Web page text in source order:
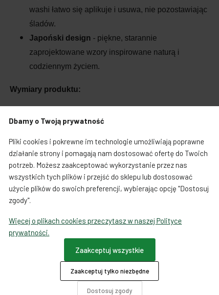
washi łatwo się aplikuje i usuwa, nie pozostawiając
śladów.
Japoński design - piękne, starannie
zaprojektowane wzory inspirowane naturą i
codziennym życiem.
Wymiary produktu:
szerokość 20~25 mm
Rolka zawiera: 11 wzorów naklejek - 150 naklejek
Taśma: 11 mm x 5 m
Rodzaj opakowania: blister PET wykonany z biomasy
Wykonana w Japonii
Produkty powiązane
Dbamy o Twoją prywatność
Pliki cookies i pokrewne im technologie umożliwiają poprawne
działanie strony i pomagają nam dostosować ofertę do Twoich
potrzeb. Możesz zaakceptować wykorzystanie przez nas
wszystkich tych plików i przejść do sklepu lub dostosować
użycie plików do swoich preferencji, wybierając opcję "Dostosuj
zgody".
Więcej o plikach cookies przeczytasz w naszej Polityce
prywatności.
Dostosuj zgody
Zaakceptuj tylko niezbędne
Zaakceptuj wszystkie